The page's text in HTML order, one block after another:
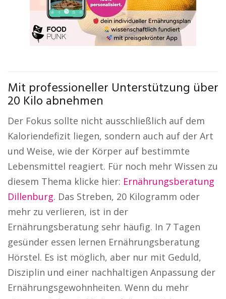
Mit professioneller Unterstützung über
20 Kilo abnehmen
Der Fokus sollte nicht ausschließlich auf dem
Kaloriendefizit liegen, sondern auch auf der Art
und Weise, wie der Körper auf bestimmte
Lebensmittel reagiert. Für noch mehr Wissen zu
diesem Thema klicke hier: Ernährungsberatung
Dillenburg. Das Streben, 20 Kilogramm oder
mehr zu verlieren, ist in der
Ernährungsberatung sehr häufig. In 7 Tagen
gesünder essen lernen Ernährungsberatung
Hörstel. Es ist möglich, aber nur mit Geduld,
Disziplin und einer nachhaltigen Anpassung der
Ernährungsgewohnheiten. Wenn du mehr